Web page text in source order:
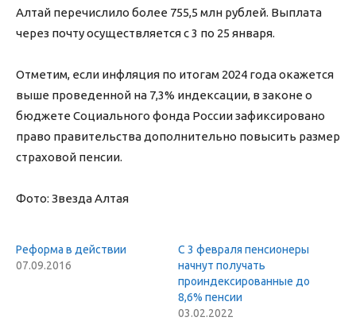
Алтай перечислило более 755,5 млн рублей. Выплата
через почту осуществляется с 3 по 25 января.
Отметим, если инфляция по итогам 2024 года окажется
выше проведенной на 7,3% индексации, в законе о
бюджете Социального фонда России зафиксировано
право правительства дополнительно повысить размер
страховой пенсии.
Фото: Звезда Алтая
Реформа в действии
07.09.2016
С 3 февраля пенсионеры
начнут получать
проиндексированные до
8,6% пенсии
03.02.2022